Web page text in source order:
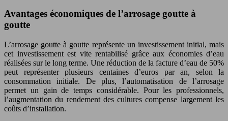
Avantages économiques de l’arrosage goutte à
goutte
L’arrosage goutte à goutte représente un investissement initial, mais
cet investissement est vite rentabilisé grâce aux économies d’eau
réalisées sur le long terme. Une réduction de la facture d’eau de 50%
peut représenter plusieurs centaines d’euros par an, selon la
consommation initiale. De plus, l’automatisation de l’arrosage
permet un gain de temps considérable. Pour les professionnels,
l’augmentation du rendement des cultures compense largement les
coûts d’installation.